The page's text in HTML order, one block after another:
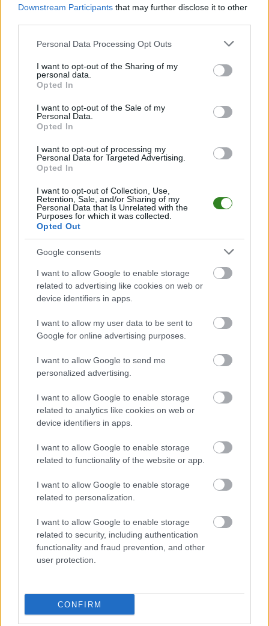
Downstream Participants that may further disclose it to other
Please note that this website/app uses one or more Google
not limited to your visit or usage behaviour. You may click to
grant or deny consent to Google and its third-party tags to
use your data for below specified purposes in below Google
consent section.
Personal Data Processing Opt Outs
I want to opt-out of the Sharing of my
personal data.
Opted In
I want to opt-out of the Sale of my
Personal Data.
Opted In
I want to opt-out of processing my
Personal Data for Targeted Advertising.
Opted In
I want to opt-out of Collection, Use,
Retention, Sale, and/or Sharing of my
Personal Data that Is Unrelated with the
Purposes for which it was collected.
Opted Out
Google consents
I want to allow Google to enable storage
related to advertising like cookies on web or
device identifiers in apps.
I want to allow my user data to be sent to
Google for online advertising purposes.
I want to allow Google to send me
personalized advertising.
I want to allow Google to enable storage
related to analytics like cookies on web or
device identifiers in apps.
I want to allow Google to enable storage
related to functionality of the website or app.
I want to allow Google to enable storage
related to personalization.
I want to allow Google to enable storage
related to security, including authentication
functionality and fraud prevention, and other
user protection.
CONFIRM
2025-06-09 12:13
Stali Mielec w
letnim okienku
2026-08-07 17:16
napastnika.
dołącza z
2026-08-07 15:54
WYNIKI: piątkowe
mecze (od
Ekstraklasy do 4 ligi)
⚠
Teraz komentarze są domyślnie ukryte, aby
poprawić komfort korzystania z serwisu. Kliknij
przycisk „Zobacz komentarze”, aby je wyświetlić i
NASTĘPNY ARTYKUŁ
2025-06-08 13:35
zgody, żeby w piłce działy się takie
rzeczy
Asseco Resovia Developres Rzeszów
Cellfast Wilki Krosno|
Texom Stal Rzeszów Stal Mielec Motor Lublin|
Stal Rzeszów| Stal Stalowa Wola | Wisła Kraków
Wieczysta Kraków Sandecja Nowy Sącz
Wisłoka Dębica
Mecze dziś|Wyniki LIVE|Transmisje